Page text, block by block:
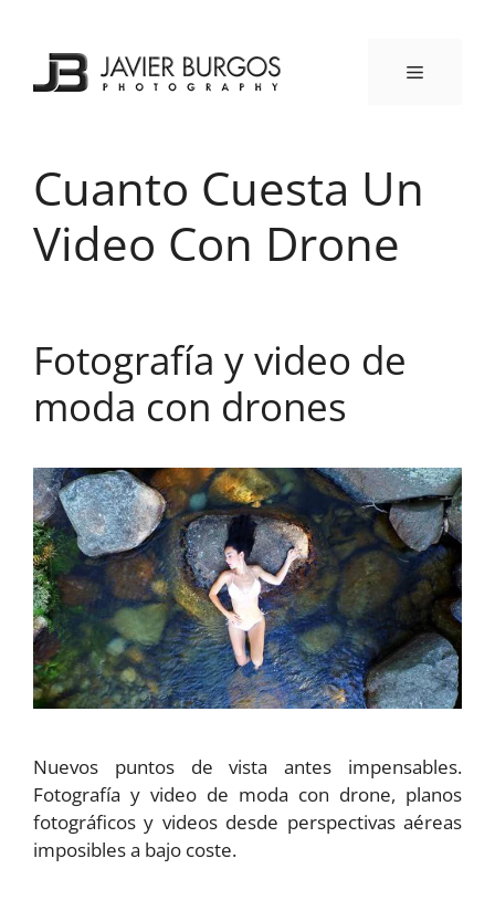
contenido
MENÚ
Cuanto Cuesta Un
Video Con Drone
Fotografía y video de
moda con drones
Nuevos puntos de vista antes impensables.
Fotografía y video de moda con drone, planos
fotográficos y videos desde perspectivas aéreas
imposibles a bajo coste.